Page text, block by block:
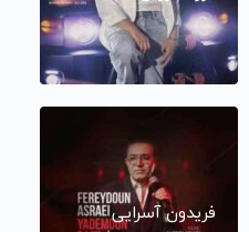
فریدون آسرایی